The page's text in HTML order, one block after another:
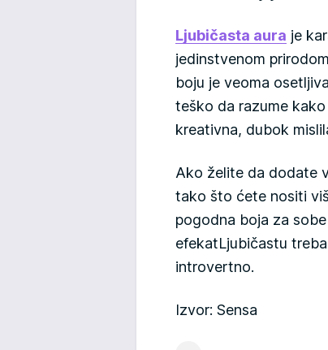
Ljubičasta aura je
jedinstvenom
boju je veoma
teško da razume
kreativna, dubok
Ako želite da dodate
tako što ćete nositi
pogodna boja za
efekatLjubičastu
introvertno.
Izvor: Sensa